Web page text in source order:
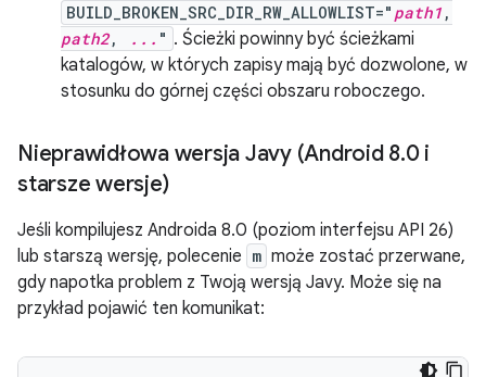
BUILD_BROKEN_SRC_DIR_RW_ALLOWLIST=" path1 ,
path2, ... " . Ścieżki powinny być ścieżkami
katalogów, w których zapisy mają być dozwolone, w
stosunku do górnej części obszaru roboczego.
Nieprawidłowa wersja Javy (Android 8.0 i
starsze wersje)
Jeśli kompilujesz Androida 8.0 (poziom interfejsu API 26)
lub starszą wersję, polecenie m może zostać przerwane,
gdy napotka problem z Twoją wersją Javy. Może się na
przykład pojawić ten komunikat: